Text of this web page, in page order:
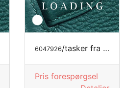
6047926/tasker fra MODE LUKSUS
Pris forespørgsel